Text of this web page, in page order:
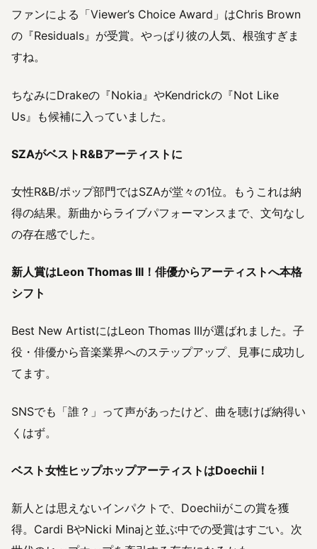
ファンによる「Viewer’s Choice Award」はChris Brown
の『Residuals』が受賞。やっぱり彼の人気、根強すぎま
すね。
ちなみにDrakeの『Nokia』やKendrickの『Not Like
Us』も候補に入っていました。
SZAがベストR&Bアーティストに
女性R&B/ポップ部門ではSZAが堂々の1位。もうこれは納
得の結果。新曲からライブパフォーマンスまで、文句なし
の存在感でした。
新人賞はLeon Thomas III！俳優からアーティストへ本格
シフト
Best New ArtistにはLeon Thomas IIIが選ばれました。子
役・俳優から音楽業界へのステップアップ、見事に成功し
てます。
SNSでも「誰？」って声があったけど、曲を聴けば納得い
くはず。
ベスト女性ヒップホップアーティストはDoechii！
新人とは思えないインパクトで、Doechiiがこの賞を獲
得。Cardi BやNicki Minajと並ぶ中での受賞はすごい。次